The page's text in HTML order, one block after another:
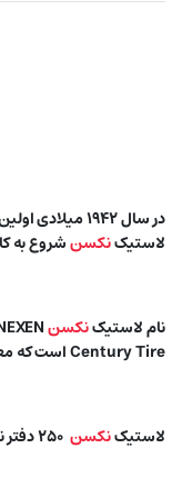
در سال ۱۹۴۲
لاستیکنکسنشروع به
نام لاستیکنکسن
Century Tire است که معنی لاستیک قرن آینده را می دهد.
لاستیکنکسن۲۵۰ دفتر نمایندگی فروش رسمی در جهان دارد.